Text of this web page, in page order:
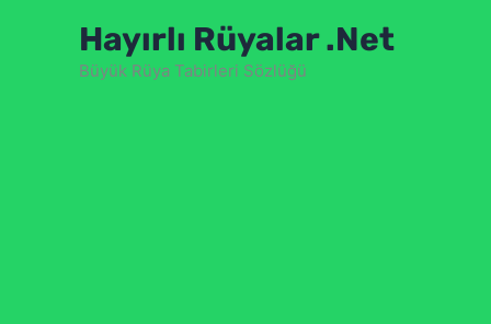
Hayırlı Rüyalar .Net
Büyük Rüya Tabirleri Sözlüğü